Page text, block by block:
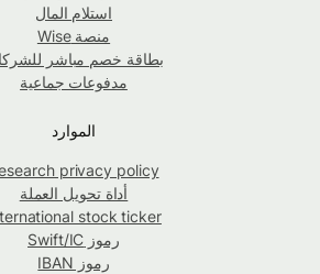
استلام المال
منصة Wise
بطاقة خصم مباشر للشركات
مدفوعات جماعية
الموارد
Research privacy policy
أداة تحويل العملة
International stock ticker
رموز Swift/IC
رموز IBAN